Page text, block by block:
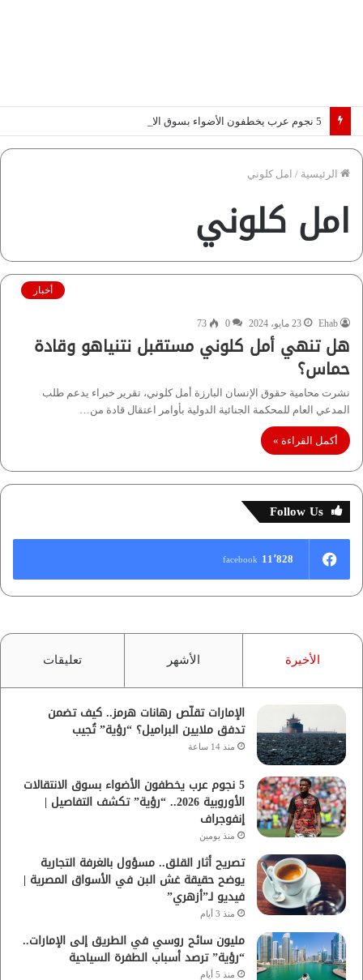
الرئيسية / امل كلوني
امل كلوني
أخبار
Ehab 23 مايو، 2024 0
73
هل تنهي أمل كلوني مستقبل نتنياهو وقادة
حماس؟
نشرت محامية حقوق الإنسان البارزة أمل كلوني، تقرير خبراء يدعم طلب
المدعي العام للمحكمة الجنائية الدولية بأوامر اعتقال قادة من…
أكمل القراءة »
Follow Us
11٬828 facebook
الأخيرة الأشهر تعليقات
الإمارات تقلّص رهانات هرمز.. كيف تضمن
تدفق ملايين البراميل؟ “رؤية” تُجيب
منذ 14 ساعة
5 نجوم عرب يخطفون الأضواء بسوق الانتقالات
الأوروبية 2026.. “رؤية” تكشف التفاصيل |
إنفوجراف
منذ يومين
تصريح أثار القلق.. مسؤول بالغرفة التجارية
يوضح حقيقة غش البن في الأسواق المصرية |
فيديو لـ”أزهري”
منذ 3 أيام
مليون سائح روسي في الطريق إلى الإمارات..
“رؤية” ترصد أسباب الطفرة السياحية
منذ 5 أيام